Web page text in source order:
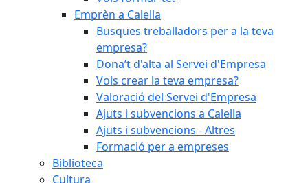
Emprèn a Calella
Busques treballadors per a la teva
empresa?
Dona’t d'alta al Servei d'Empresa
Vols crear la teva empresa?
Valoració del Servei d'Empresa
Ajuts i subvencions a Calella
Ajuts i subvencions - Altres
Formació per a empreses
Biblioteca
Cultura